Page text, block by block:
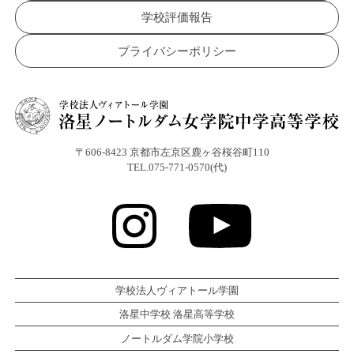
学校評価報告
プライバシーポリシー
〒606-8423 京都市左京区鹿ヶ谷桜谷町110
TEL.075-771-0570(代)
学校法人ヴィアトール学園
洛星中学校 洛星高等学校
ノートルダム学院小学校